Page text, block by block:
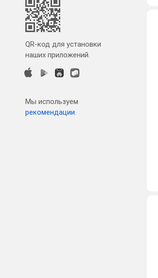
QR-код для установки
наших приложений.
Мы используем
рекомендации.